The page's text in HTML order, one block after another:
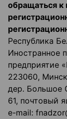
обращаться
Республика
Иностранное
предприятие
223060,
дер. Большое
61, почтовый
e-mail: